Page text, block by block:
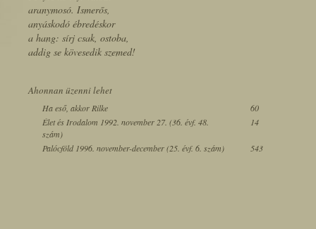
aranymosó. Ismerős,
anyáskodó ébredéskor
a hang: sírj csak, ostoba,
addig se kövesedik szemed!
Ahonnan üzenni lehet
Ha eső, akkor Rilke
60
Élet és Irodalom 1992. november 27. (36. évf. 48.
szám)
14
Palócföld 1996. november-december (25. évf. 6. szám) 543